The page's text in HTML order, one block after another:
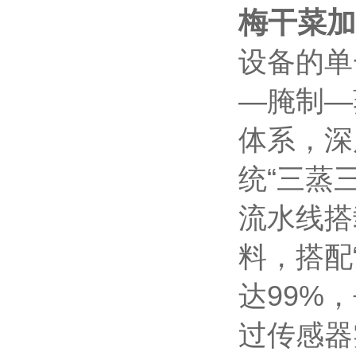
梅干菜
设备的
—腌制—
体系，
统“三蒸
流水线
料，搭
达99%，
过传感